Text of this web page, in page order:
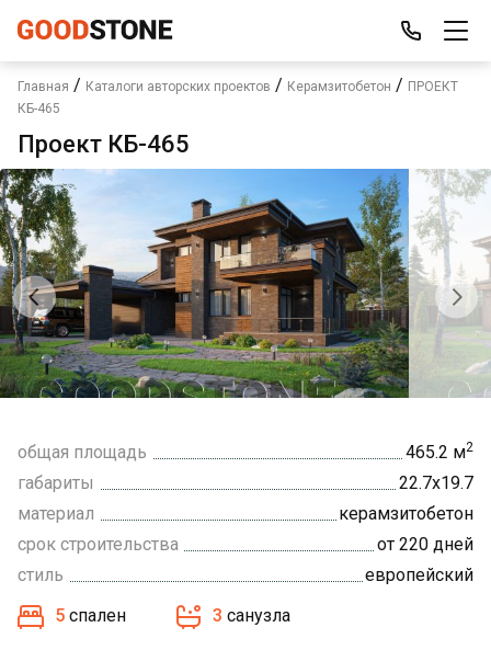
Главная / Каталоги авторских проектов / Керамзитобетон / ПРОЕКТ
КБ-465
Проект КБ-465
общая площадь 465.2 м2
габариты
22.7х19.7
материал
керамзитобетон
срок строительства
от 220 дней
стиль
европейский
5 спален 3 санузла